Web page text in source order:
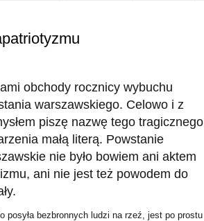
obchody rocznicy wybuchu
warszawskiego. Celowo i z
piszę nazwę tego tragicznego
małą literą. Powstanie
nie było bowiem ani aktem
ani nie jest też powodem do
posyła bezbronnych ludzi na rzeź, jest po prostu